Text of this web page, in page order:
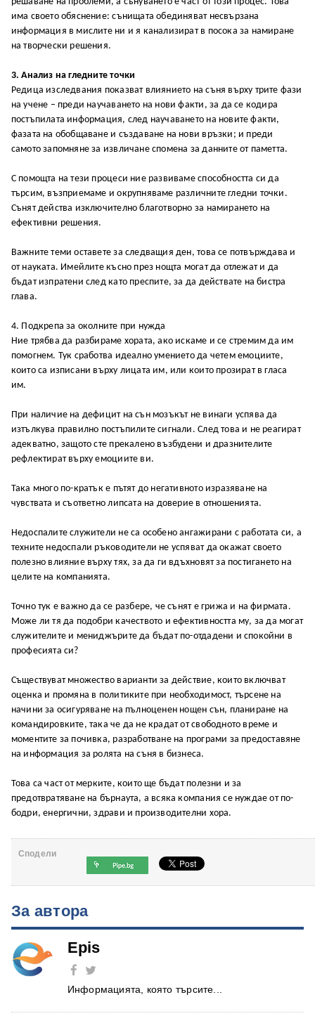
има своето обяснение: сънищата обединяват несвързана
информация в мислите ни и я канализират в посока за намиране
на творчески решения.
3. Анализ на гледните точки
Редица изследвания показват влиянието на съня върху трите фази
на учене – преди научаването на нови факти, за да се кодира
постъпилата информация, след научаването на новите факти,
фазата на обобщаване и създаване на нови връзки; и преди
самото запомняне за извличане спомена за данните от паметта.
С помощта на тези процеси ние развиваме способността си да
търсим, възприемаме и окрупняваме различните гледни точки.
Сънят действа изключително благотворно за намирането на
ефективни решения.
Важните теми оставете за следващия ден, това се потвърждава и
от науката. Имейлите късно през нощта могат да отлежат и да
бъдат изпратени след като преспите, за да действате на бистра
глава.
4. Подкрепа за околните при нужда
Ние трябва да разбираме хората, ако искаме и се стремим да им
помогнем. Тук сработва идеално умението да четем емоциите,
които са изписани върху лицата им, или които прозират в гласа
им.
При наличие на дефицит на сън мозъкът не винаги успява да
изтълкува правилно постъпилите сигнали. След това и не реагират
адекватно, защото сте прекалено възбудени и дразнителите
рефлектират върху емоциите ви.
Така много по-кратък е пътят до негативното изразяване на
чувствата и съответно липсата на доверие в отношенията.
Недоспалите служители не са особено ангажирани с работата си, а
техните недоспали ръководители не успяват да окажат своето
полезно влияние върху тях, за да ги вдъхновят за постигането на
целите на компанията.
Точно тук е важно да се разбере, че сънят е грижа и на фирмата.
Може ли тя да подобри качеството и ефективността му, за да могат
служителите и мениджърите да бъдат по-отдадени и спокойни в
професията си?
Съществуват множество варианти за действие, които включват
оценка и промяна в политиките при необходимост, търсене на
начини за осигуряване на пълноценен нощен сън, планиране на
командировките, така че да не крадат от свободното време и
моментите за почивка, разработване на програми за предоставяне
на информация за ролята на съня в бизнеса.
Това са част от мерките, които ще бъдат полезни и за
предотвратяване на бърнаута, а всяка компания се нуждае от по-
бодри, енергични, здрави и производителни хора.
Сподели
За автора
Epis
Информацията, която търсите...